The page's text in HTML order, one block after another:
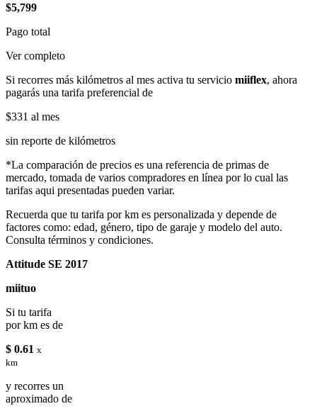
$5,799
Pago total
Ver completo
Si recorres más kilómetros al mes activa tu servicio miiflex, ahora
pagarás una tarifa preferencial de
$331 al mes
sin reporte de kilómetros
*La comparación de precios es una referencia de primas de
mercado, tomada de varios compradores en línea por lo cual las
tarifas aqui presentadas pueden variar.
Recuerda que tu tarifa por km es personalizada y depende de
factores como: edad, género, tipo de garaje y modelo del auto.
Consulta términos y condiciones.
Attitude SE 2017
miituo
Si tu tarifa
por km es de
$ 0.61 x
km
y recorres un
aproximado de